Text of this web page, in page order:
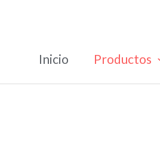
Inicio Productos